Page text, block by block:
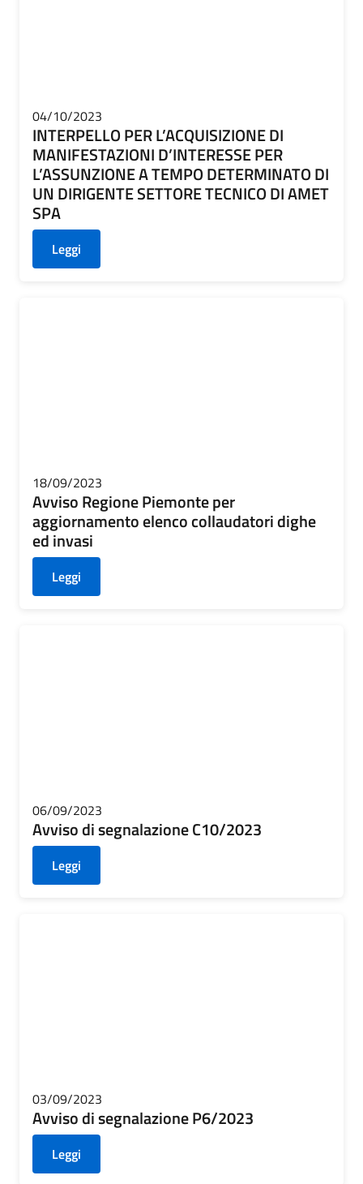
04/10/2023
INTERPELLO PER L’ACQUISIZIONE DI
MANIFESTAZIONI D’INTERESSE PER
L’ASSUNZIONE A TEMPO DETERMINATO DI
UN DIRIGENTE SETTORE TECNICO DI AMET
SPA
Leggi
18/09/2023
Avviso Regione Piemonte per
aggiornamento elenco collaudatori dighe
ed invasi
Leggi
06/09/2023
Avviso di segnalazione C10/2023
Leggi
03/09/2023
Avviso di segnalazione P6/2023
Leggi